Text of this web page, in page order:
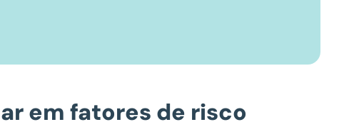
em fatores de risco